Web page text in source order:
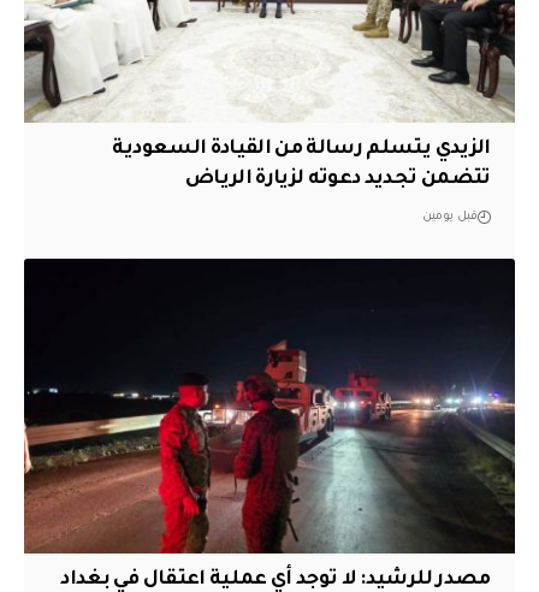
الزيدي يتسلم رسالة من القيادة السعودية
تتضمن تجديد دعوته لزيارة الرياض
قبل يومين
مصدر للرشيد: لا توجد أي عملية اعتقال في بغداد